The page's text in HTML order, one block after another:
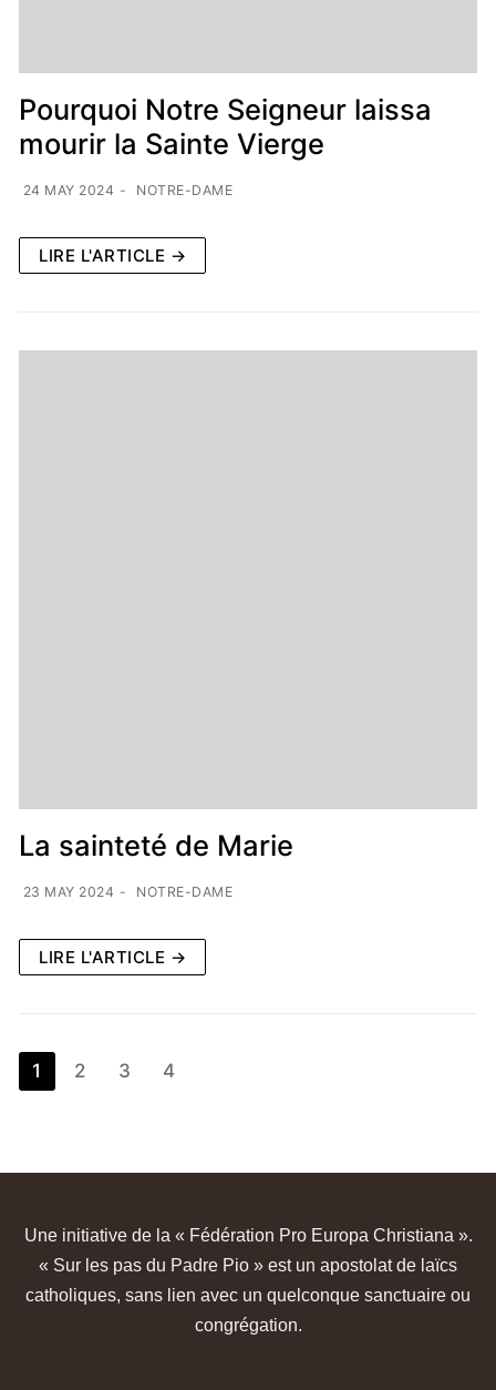
Pourquoi Notre Seigneur laissa
mourir la Sainte Vierge
24 MAY 2024 - NOTRE-DAME
LIRE L'ARTICLE →
La sainteté de Marie
23 MAY 2024 - NOTRE-DAME
LIRE L'ARTICLE →
1 2 3 4
Une initiative de la « Fédération Pro Europa Christiana ».
« Sur les pas du Padre Pio » est un apostolat de laïcs
catholiques, sans lien avec un quelconque sanctuaire ou
congrégation.